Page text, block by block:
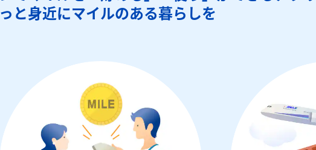
と身近にマイルのある暮らしを